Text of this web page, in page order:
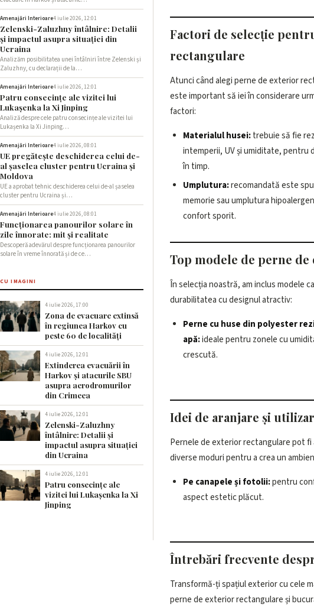
Amenajări Interioare4 iulie 2026, 12:01
Zelenski-Zaluzhny întâlnire: Detalii
și impactul asupra situației din
Ucraina
Analizăm posibilitatea unei întâlniri între Zelenski și
Zaluzhny, cu declarații de la…
Amenajări Interioare4 iulie 2026, 12:01
Patru consecințe ale vizitei lui
Lukașenka la Xi Jinping
Analiză despre cele patru consecințe ale vizitei lui
Lukașenka la Xi Jinping…
Amenajări Interioare4 iulie 2026, 08:01
UE pregătește deschiderea celui de-
al șaselea cluster pentru Ucraina și
Moldova
UE a aprobat tehnic deschiderea celui de-al șaselea
cluster pentru Ucraina și…
Amenajări Interioare4 iulie 2026, 08:01
Funcționarea panourilor solare în
zile înnorate: mit și realitate
Descoperă adevărul despre funcționarea panourilor
solare în vreme înnorată și de ce…
CU IMAGINI
4 iulie 2026, 17:00
Zona de evacuare extinsă
în regiunea Harkov cu
peste 60 de localități
4 iulie 2026, 12:01
Extinderea evacuării în
Harkov și atacurile SBU
asupra aerodromurilor
din Crimeea
4 iulie 2026, 12:01
Zelenski-Zaluzhny
întâlnire: Detalii și
impactul asupra situației
din Ucraina
4 iulie 2026, 12:01
Patru consecințe ale
vizitei lui Lukașenka la Xi
Jinping
Factori de selecție
rectangulare
Atunci când alegi perne de exterior
este important să iei în considerare
factori:
Materialul husei:trebuie să fie
intemperii, UV și umiditate, pentru
în timp.
Umplutura:recomandată este
memorie sau umplutura
confort sporit.
Top modele de perne
În selecția noastră, am inclus modele
durabilitatea cu designul atractiv:
Perne cu huse din polyester
apă:ideale pentru zonele cu
crescută.
Idei de aranjare și
Pernele de exterior rectangulare pot fi
diverse moduri pentru a crea un
Pe canapele și fotolii:pentru
aspect estetic plăcut.
Întrebări frecvente
Transformă-ți spațiul exterior cu cele
perne de exterior rectangulare și